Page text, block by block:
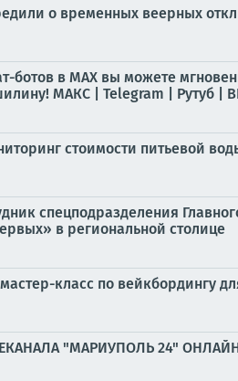
о временных веерных
ботов в МАХ вы можете
МАКС | Telegram | Рутуб |
стоимости питьевой
спецподразделения
в региональной столице
класс по вейкбордингу
"МАРИУПОЛЬ 24"